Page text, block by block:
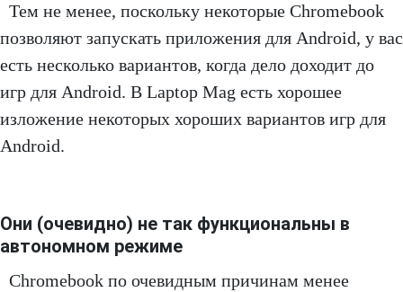
Тем не менее, поскольку некоторые Chromebook
позволяют запускать приложения для Android, у вас
есть несколько вариантов, когда дело доходит до
игр для Android. В Laptop Mag есть хорошее
изложение некоторых хороших вариантов игр для
Android.
Они (очевидно) не так функциональны в
автономном режиме
Chromebook по очевидным причинам менее